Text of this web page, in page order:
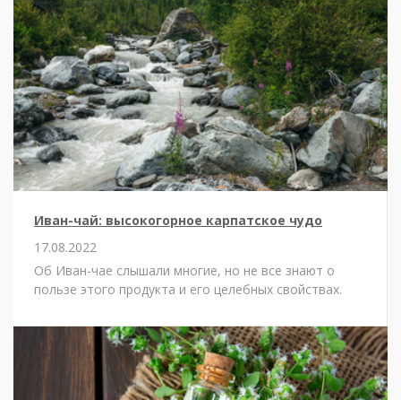
Иван-чай: высокогорное карпатское чудо
17.08.2022
Об Иван-чае слышали многие, но не все знают о
пользе этого продукта и его целебных свойствах.